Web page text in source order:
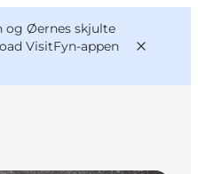
og Øernes skjulte
VisitFyn-appen